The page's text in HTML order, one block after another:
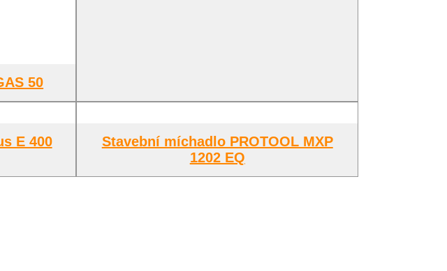
50
E 400
Stavební míchadlo PROTOOL MXP
1202 EQ